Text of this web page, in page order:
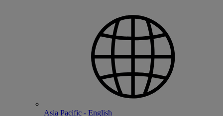
Asia Pacific - English